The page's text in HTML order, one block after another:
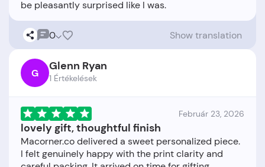
0 Show translation
G Glenn Ryan
1 Értékelések
Február 23, 2026
lovely gift, thoughtful finish
Macorner.co delivered a sweet personalized piece.
I felt genuinely happy with the print clarity and